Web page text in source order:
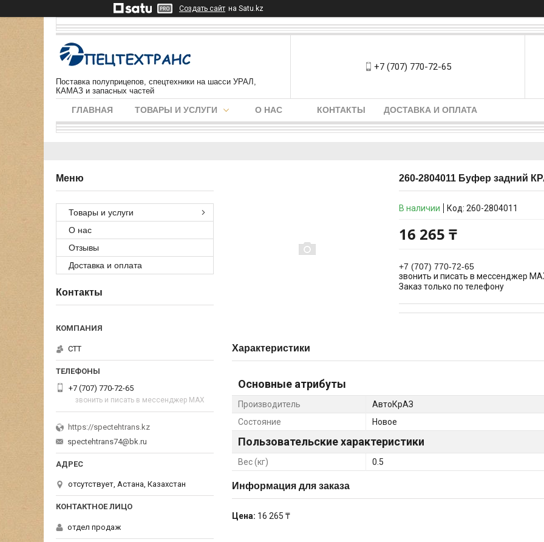
Создать сайт на Satu.kz
Поставка полуприцепов, спецтехники на шасси УРАЛ,
КАМАЗ и запасных частей
+7 (707) 770-72-65
ГЛАВНАЯ ТОВАРЫ И УСЛУГИ О НАС КОНТАКТЫ ДОСТАВКА И ОПЛАТА
260-2804011 Буфep зaдний
В наличии Код: 260-2804011
16 265 ₸
+7 (707) 770-72-65
звонить и писать в мессенджер
Заказ только по телефону
Характеристики
Основные атрибуты
Производитель
АвтоКрАЗ
Состояние
Новое
Пользовательские характеристики
Вес (кг) 0.5
Информация для заказа
Цена: 16 265 ₸
Товары и услуги
О нас
Отзывы
Доставка и оплата
Контакты
СТТ
+7 (707) 770-72-65
звонить и писать в мессенджер MAX
https://spectehtrans.kz
spectehtrans74@bk.ru
отсутствует, Астана, Казахстан
отдел продаж